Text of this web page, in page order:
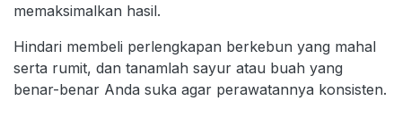
memaksimalkan hasil.
Hindari membeli perlengkapan berkebun yang mahal
serta rumit, dan tanamlah sayur atau buah yang
benar-benar Anda suka agar perawatannya konsisten.